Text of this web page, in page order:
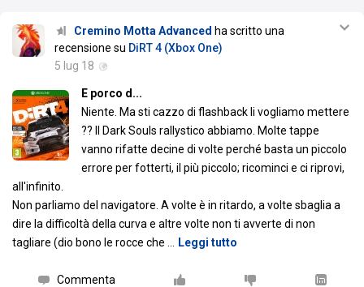
Cremino Motta Advanced ha scritto una
recensione su DiRT 4 (Xbox One)
5 lug 18
E porco d...
Niente. Ma sti cazzo di flashback li vogliamo mettere
?? Il Dark Souls rallystico abbiamo. Molte tappe
vanno rifatte decine di volte perché basta un piccolo
errore per fotterti, il più piccolo; ricominci e ci riprovi,
all'infinito.
Non parliamo del navigatore. A volte è in ritardo, a volte sbaglia a
dire la difficoltà della curva e altre volte non ti avverte di non
tagliare (dio bono le rocce che
Leggi tutto
Commenta